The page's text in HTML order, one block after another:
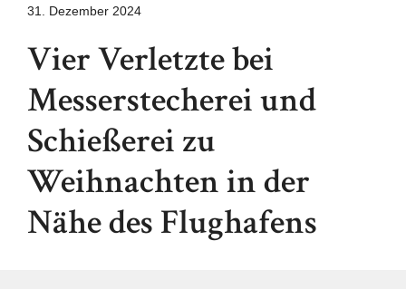
31. Dezember 2024
Vier Verletzte bei
Messerstecherei und
Schießerei zu
Weihnachten in der
Nähe des Flughafens